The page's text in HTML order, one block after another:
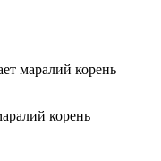
маралий корень
корень